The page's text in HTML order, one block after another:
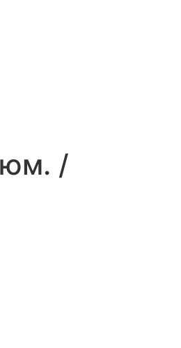
/